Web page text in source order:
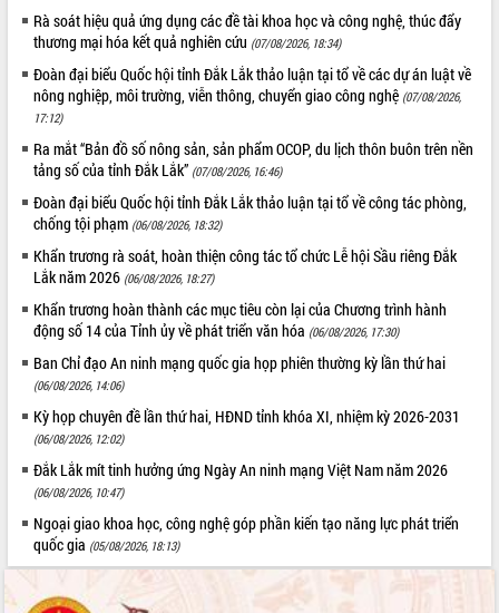
Gặp mặt các cơ quan báo chí nhân Kỷ
niệm 101 năm Ngày Báo chí Cách
Đắk Lắk sơ kết 4 năm triển khai thực
hiện Đề án 06 của Chính phủ
Họp báo thông tin về Hội nghị Công bố
Quy hoạch và Xúc tiến đầu tư tỉnh Đắk
Khơi thông điểm nghẽn, đẩy nhanh
giải ngân vốn khắc phục thiên tai
HĐND tỉnh thông qua điều chỉnh Quy
hoạch tỉnh thời kỳ 2021-2030
Hội thảo góp ý hồ sơ điều chỉnh quy
hoạch tỉnh Đắk Lắk thời kỳ 2021-2030,
tầm nhìn đến năm 2050
Nâng cao hiệu quả hoạt động của các
doanh nghiệp nhà nước
Hội nghị triển khai kết nối mạng
truyền số liệu chuyên dùng phục vụ cơ
quan Đảng, Nhà nước
Lễ phát động chuỗi hoạt động chung
tay làm sạch môi trường
Xã Ea Kar bước chuyển mình trong
công tác cải cách hành chính mô hình
mới
Rà soát hiệu quả ứng dụng các đề tài khoa học và công nghệ, thúc đẩy
thương mại hóa kết quả nghiên cứu (07/08/2026, 18:34)
Đoàn đại biểu Quốc hội tỉnh Đắk Lắk thảo luận tại tổ về các dự án luật về
nông nghiệp, môi trường, viễn thông, chuyển giao công nghệ (07/08/2026,
17:12)
Ra mắt “Bản đồ số nông sản, sản phẩm OCOP, du lịch thôn buôn trên nền
tảng số của tỉnh Đắk Lắk” (07/08/2026, 16:46)
Đoàn đại biểu Quốc hội tỉnh Đắk Lắk thảo luận tại tổ về công tác phòng,
chống tội phạm (06/08/2026, 18:32)
Khẩn trương rà soát, hoàn thiện công tác tổ chức Lễ hội Sầu riêng Đắk
Lắk năm 2026 (06/08/2026, 18:27)
Khẩn trương hoàn thành các mục tiêu còn lại của Chương trình hành
động số 14 của Tỉnh ủy về phát triển văn hóa (06/08/2026, 17:30)
Ban Chỉ đạo An ninh mạng quốc gia họp phiên thường kỳ lần thứ hai
(06/08/2026, 14:06)
Kỳ họp chuyên đề lần thứ hai, HĐND tỉnh khóa XI, nhiệm kỳ 2026-2031
(06/08/2026, 12:02)
Đắk Lắk mít tinh hưởng ứng Ngày An ninh mạng Việt Nam năm 2026
(06/08/2026, 10:47)
Ngoại giao khoa học, công nghệ góp phần kiến tạo năng lực phát triển
quốc gia (05/08/2026, 18:13)